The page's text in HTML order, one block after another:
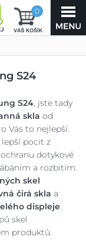
0
S24
S24, jste tady
skla od
Vás to nejlepší.
pocit z
dotykové
a rozbitím.
skel
čirá skla a
displeje.
skel
produktů.